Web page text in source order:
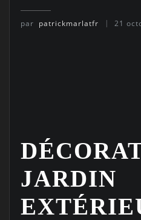
par patrickmarlatfr 21
JARDIN